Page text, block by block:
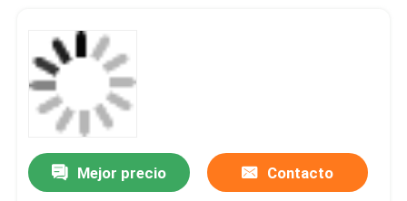
Mejor precio Contacto